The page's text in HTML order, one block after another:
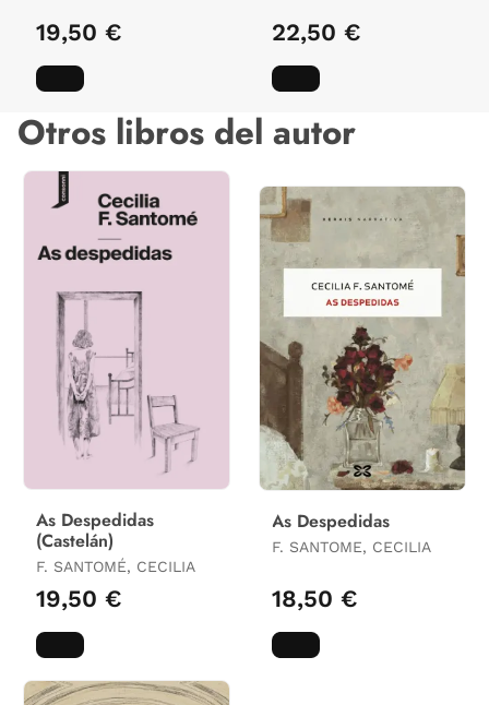
19,50 € 22,50 €
Otros libros del autor
As Despedidas
(Castelán)
F. SANTOMÉ, CECILIA
19,50 €
As Despedidas
F. SANTOME, CECILIA
18,50 €